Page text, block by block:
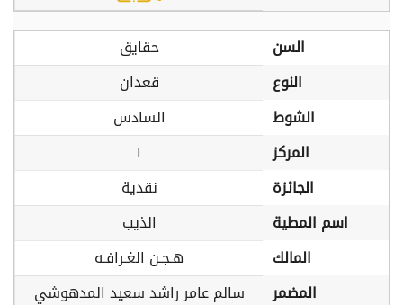
السن
حقايق
النوع
قعدان
الشوط
السادس
المركز
١
الجائزة
نقدية
اسم المطية
الذيب
المالك
هـجـن الغـرافـه
المضمر
سالم عامر راشد سعيد المدهوشي